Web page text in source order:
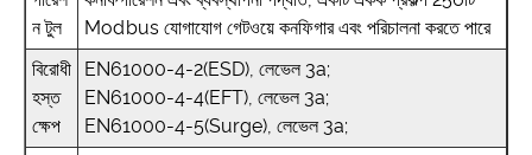
ন টুল
Modbus যোগাযোগ গেটওয়ে কনফিগার এবং পরিচালনা করতে পারে
বিরোধী
হস্ত
ক্ষেপ
EN61000-4-2(ESD), লেভেল 3a;
EN61000-4-4(EFT), লেভেল 3a;
EN61000-4-5(Surge), লেভেল 3a;